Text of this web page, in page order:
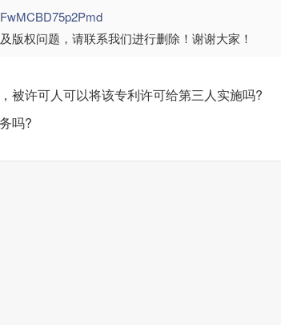
版权问题，请联系我们进行删除！谢谢大家！
被许可人可以将该专利许可给第三人实施吗?
吗?